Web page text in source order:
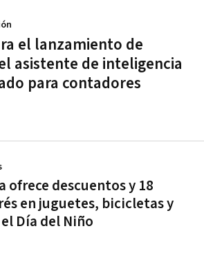
el lanzamiento de
asistente de inteligencia
para contadores
ofrece descuentos y 18
en juguetes, bicicletas y
Día del Niño